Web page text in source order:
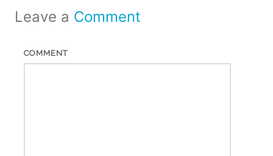
Leave a Comment
COMMENT